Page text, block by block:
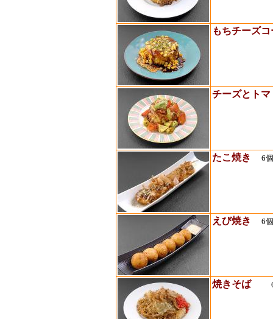
もちチーズ
チーズとト
たこ焼き 6
えび焼き 6
焼きそば